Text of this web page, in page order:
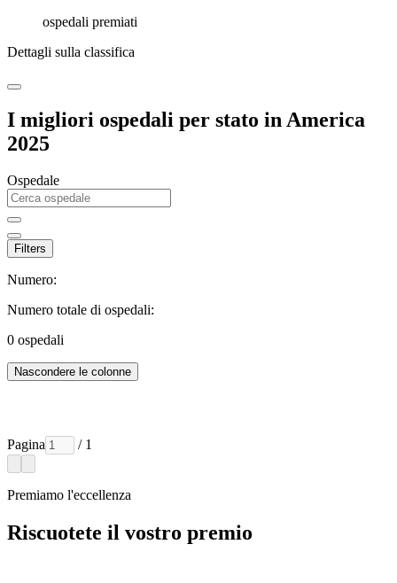
ospedali premiati
Dettagli sulla classifica
I migliori ospedali per stato in America
2025
Ospedale
Filters
Numero:
Numero totale di ospedali:
0 ospedali
Nascondere le colonne
Pagina / 1
Premiamo l'eccellenza
Riscuotete il vostro premio